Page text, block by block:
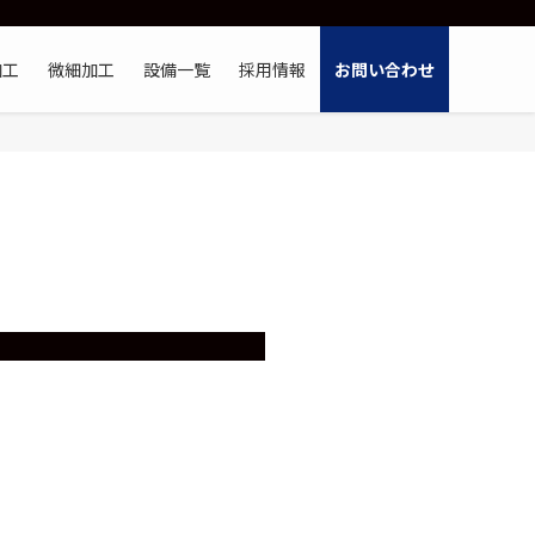
微細加工 設備一覧 採用情報 お問い合わせ